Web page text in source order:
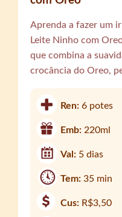
Aprenda a fazer um
Leite Ninho com
que combina a
crocância do Oreo,
Ren:6 potes
Emb:220ml
Val: 5 dias
Tem:35 min
Cus: R$3,50